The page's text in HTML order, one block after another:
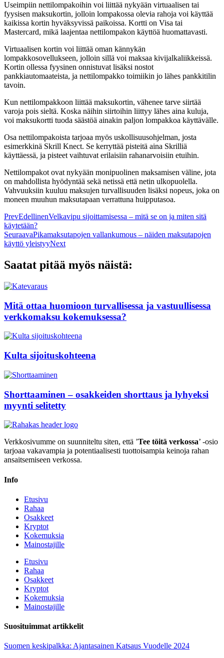
Useimpiin nettilompakoihin voi liittää nykyään virtuaalisen tai
fyysisen maksukortin, jolloin lompakossa olevia rahoja voi käyttää
kaikissa kortin hyväksyvissä paikoissa. Kortti on Visa tai
Mastercard, mikä laajentaa nettilompakon käyttöä huomattavasti.
Virtuaalisen kortin voi liittää oman kännykän
lompakkosovellukseen, jolloin sillä voi maksaa kivijalkaliikkeissä.
Kortin ollessa fyysinen onnistuvat lisäksi nostot
pankkiautomaateista, ja nettilompakko toimiikin jo lähes pankkitilin
tavoin.
Kun nettilompakkoon liittää maksukortin, vähenee tarve siirtää
varoja pois sieltä. Koska näihin siirtoihin liittyy lähes aina kuluja,
voi maksukortti tuoda säästöä ainakin paljon lompakkoa käyttävälle.
Osa nettilompakoista tarjoaa myös uskollisuusohjelman, josta
esimerkkinä Skrill Knect. Se kerryttää pisteitä aina Skrilliä
käyttäessä, ja pisteet vaihtuvat erilaisiin rahanarvoisiin etuihin.
Nettilompakot ovat nykyään monipuolinen maksamisen väline, jota
on mahdollista hyödyntää sekä netissä että netin ulkopuolella.
Vahvuuksiin kuuluu maksujen turvallisuuden lisäksi nopeus, joka on
moneen muuhun maksutapaan verrattuna huipputasoa.
PrevEdellinenVelkavipu sijoittamisessa – mitä se on ja miten sitä
käytetään?
SeuraavaPikamaksutapojen vallankumous – näiden maksutapojen
käyttö yleistyyNext
Saatat pitää myös näistä:
Mitä ottaa huomioon turvallisessa ja vastuullisessa
verkkomaksu kokemuksessa?
Kulta sijoituskohteena
Shorttaaminen – osakkeiden shorttaus ja lyhyeksi
myynti selitetty
Verkkosivumme on suunniteltu siten, että ’Tee töitä verkossa’ -osio
tarjoaa vakavampia ja potentiaalisesti tuottoisampia keinoja rahan
ansaitsemiseen verkossa.
Info
Etusivu
Rahaa
Osakkeet
Kryptot
Kokemuksia
Mainostajille
Etusivu
Rahaa
Osakkeet
Kryptot
Kokemuksia
Mainostajille
Suosituimmat artikkelit
Suomen keskipalkka: Ajantasainen Katsaus Vuodelle 2024